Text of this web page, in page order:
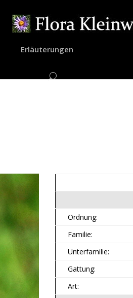
Erläuterungen
Ordnung:
Familie:
Unterfamilie:
Gattung:
Art: